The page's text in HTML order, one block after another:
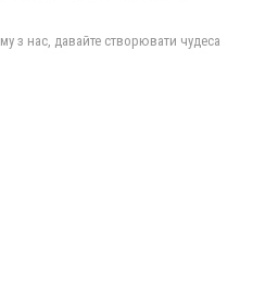
футболка з вирізом
з нас, давайте створювати чудеса